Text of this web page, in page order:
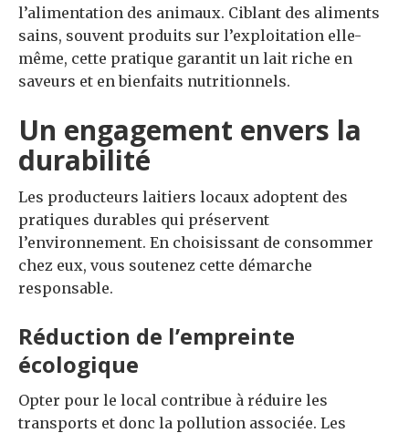
l’alimentation des animaux. Ciblant des aliments
sains, souvent produits sur l’exploitation elle-
même, cette pratique garantit un lait riche en
saveurs et en bienfaits nutritionnels.
Un engagement envers la
durabilité
Les producteurs laitiers locaux adoptent des
pratiques durables qui préservent
l’environnement. En choisissant de consommer
chez eux, vous soutenez cette démarche
responsable.
Réduction de l’empreinte
écologique
Opter pour le local contribue à réduire les
transports et donc la pollution associée. Les